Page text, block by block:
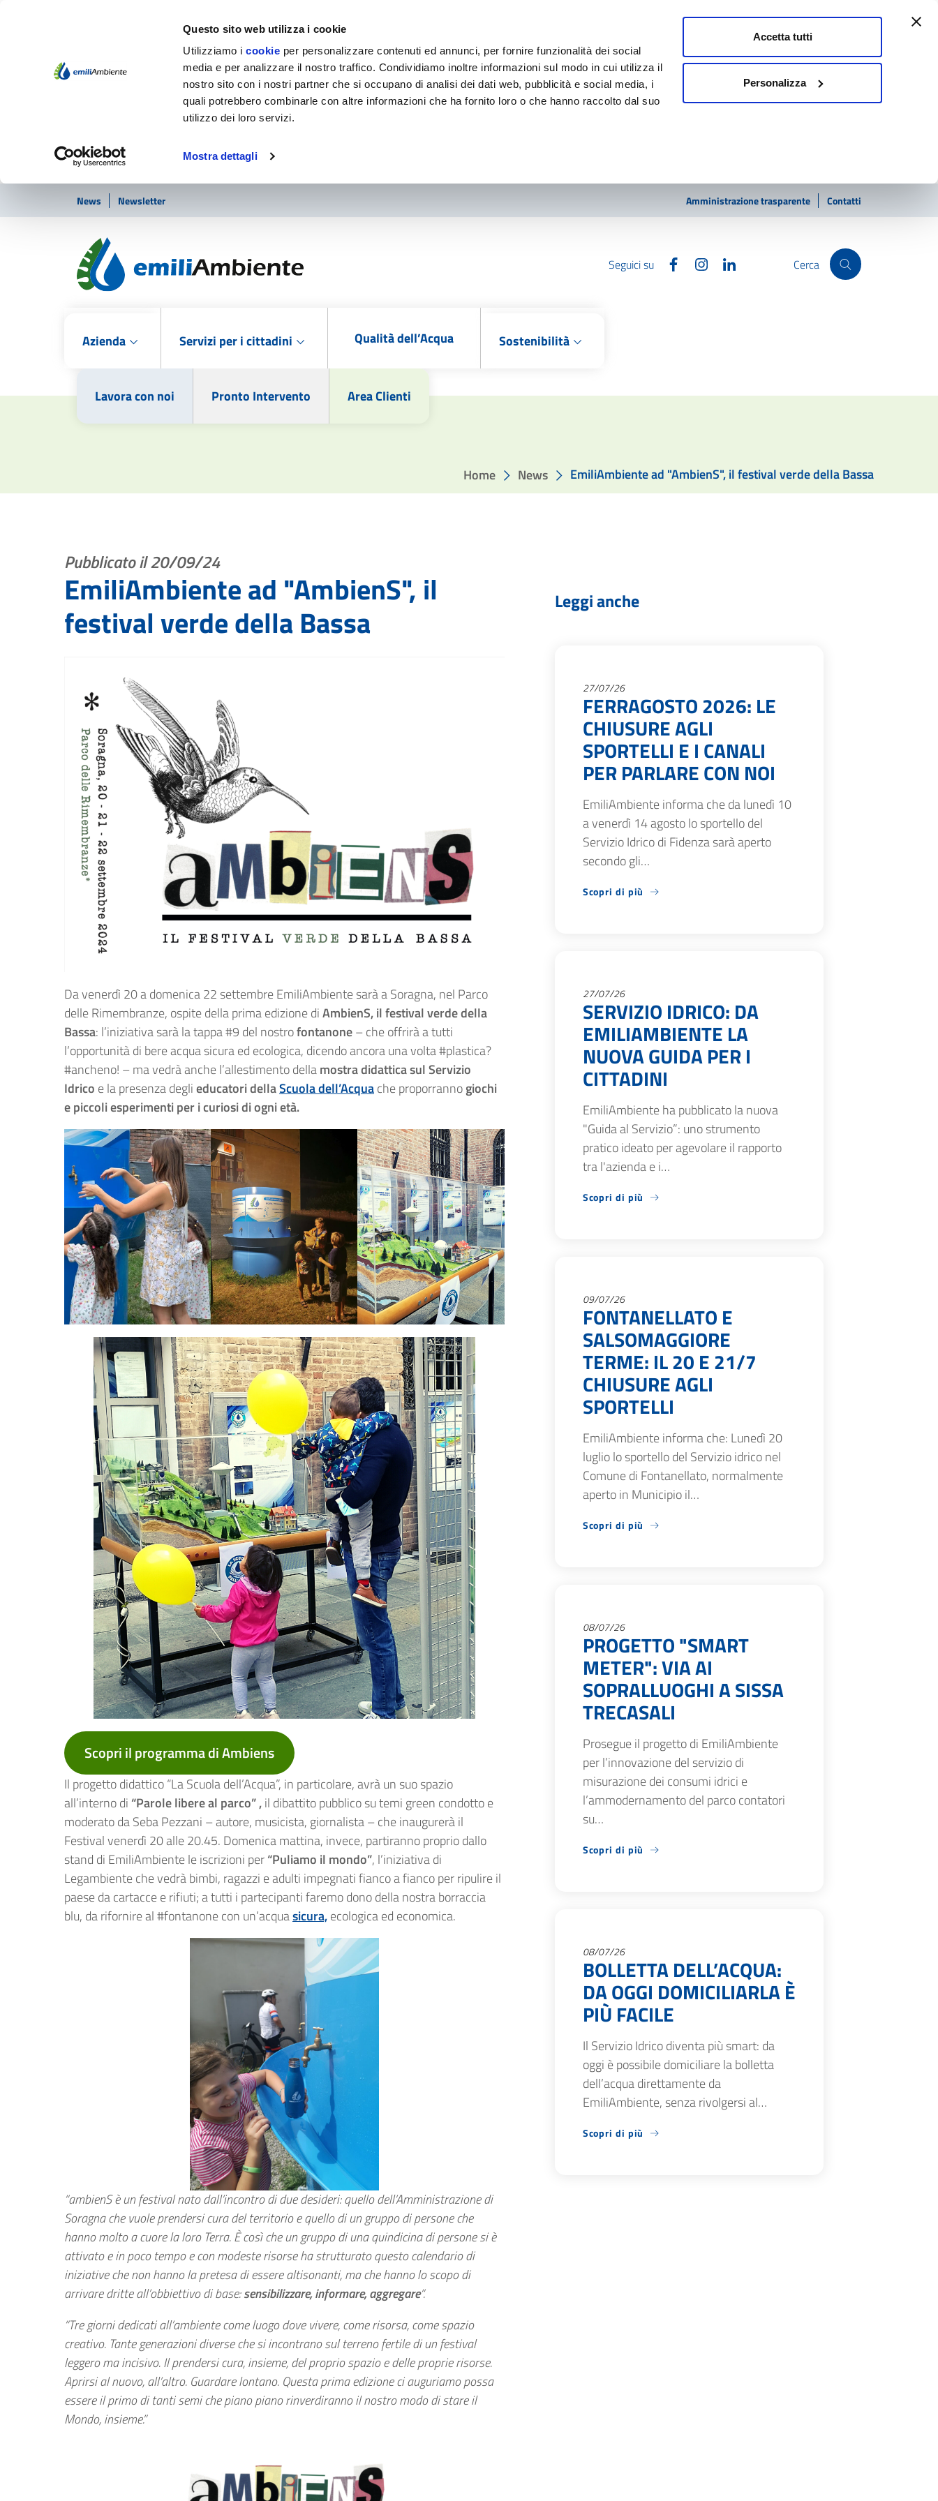
Questo sito web utilizza i cookie
Utilizziamo icookie per personalizzare contenuti ed annunci, per fornire funzionalità dei social
media e per analizzare il nostro traffico. Condividiamo inoltre informazioni sul modo in cui utilizza il
nostro sito con i nostri partner che si occupano di analisi dei dati web, pubblicità e social media, i
quali potrebbero combinarle con altre informazioni che ha fornito loro o che hanno raccolto dal suo
utilizzo dei loro servizi.
Mostra dettagli
Accetta tutti
Personalizza
News Newsletter Amministrazione trasparente Contatti
Seguici su FacebookInstagram Cerca
Azienda Servizi per i cittadini Qualità dell’Acqua Sostenibilità
Lavora con noi Pronto Intervento Area Clienti
Home News EmiliAmbiente ad "AmbienS", il festival verde della Bassa
Pubblicato il 20/09/24
EmiliAmbiente ad "AmbienS", il
festival verde della Bassa
Da venerdì 20 a domenica 22 settembre EmiliAmbiente sarà a Soragna, nel Parco
delle Rimembranze, ospite della prima edizione diAmbienS, il festival verde della
Bassa: l’iniziativa sarà la tappa #9 del nostrofontanone– che offrirà a tutti
l’opportunità di bere acqua sicura ed ecologica, dicendo ancora una volta #plastica?
#ancheno! – ma vedrà anche l’allestimento dellamostra didattica sul Servizio
Idrico e la presenza deglieducatori dellaScuola dell’Acquache proporrannogiochi
e piccoli esperimenti per i curiosi di ogni età.
Scopri il programma di Ambiens
Il progetto didattico “La Scuola dell’Acqua”, in particolare, avrà un suo spazio
all’interno di “Parole libere al parco” ,il dibattito pubblico su temi green condotto e
moderato da Seba Pezzani – autore, musicista, giornalista – che inaugurerà il
Festival venerdì 20 alle 20.45. Domenica mattina, invece, partiranno proprio dallo
stand di EmiliAmbiente le iscrizioni per“Puliamo il mondo”, l’iniziativa di
Legambiente che vedrà bimbi, ragazzi e adulti impegnati fianco a fianco per ripulire il
paese da cartacce e rifiuti; a tutti i partecipanti faremo dono della nostra borraccia
blu, da rifornire al #fontanone con un’acquasicura,ecologica ed economica.
“ambienS è un festival nato dall’incontro di due desideri: quello dell’Amministrazione di
Soragna che vuole prendersi cura del territorio e quello di un gruppo di persone che
hanno molto a cuore la loro Terra. È così che un gruppo di una quindicina di persone si è
attivato e in poco tempo e con modeste risorse ha strutturato questo calendario di
iniziative che non hanno la pretesa di essere altisonanti, ma che hanno lo scopo di
arrivare dritte all’obbiettivo di base:sensibilizzare, informare, aggregare“.
“Tre giorni dedicati all’ambiente come luogo dove vivere, come risorsa, come spazio
creativo. Tante generazioni diverse che si incontrano sul terreno fertile di un festival
leggero ma incisivo. Il prendersi cura, insieme, del proprio spazio e delle proprie risorse.
Aprirsi al nuovo, all’altro. Guardare lontano. Questa prima edizione ci auguriamo possa
essere il primo di tanti semi che piano piano rinverdiranno il nostro modo di stare il
Mondo, insieme.”
Leggi anche
27/07/26
FERRAGOSTO 2026: LE
CHIUSURE AGLI
SPORTELLI E I CANALI
PER PARLARE CON NOI
EmiliAmbiente informa che da lunedì 10
a venerdì 14 agosto lo sportello del
Servizio Idrico di Fidenza sarà aperto
secondo gli…
Scopri di più
27/07/26
SERVIZIO IDRICO: DA
EMILIAMBIENTE LA
NUOVA GUIDA PER I
CITTADINI
EmiliAmbiente ha pubblicato la nuova
"Guida al Servizio”: uno strumento
pratico ideato per agevolare il rapporto
tra l'azienda e i…
Scopri di più
09/07/26
FONTANELLATO E
SALSOMAGGIORE
TERME: IL 20 E 21/7
CHIUSURE AGLI
SPORTELLI
EmiliAmbiente informa che: Lunedì 20
luglio lo sportello del Servizio idrico nel
Comune di Fontanellato, normalmente
aperto in Municipio il…
Scopri di più
08/07/26
PROGETTO "SMART
METER": VIA AI
SOPRALLUOGHI A SISSA
TRECASALI
Prosegue il progetto di EmiliAmbiente
per l’innovazione del servizio di
misurazione dei consumi idrici e
l’ammodernamento del parco contatori
su…
Scopri di più
08/07/26
BOLLETTA DELL’ACQUA:
DA OGGI DOMICILIARLA È
PIÙ FACILE
Il Servizio Idrico diventa più smart: da
oggi è possibile domiciliare la bolletta
dell’acqua direttamente da
EmiliAmbiente, senza rivolgersi al…
Scopri di più